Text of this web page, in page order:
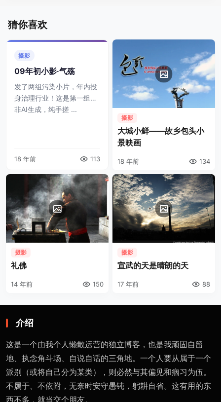
猜你喜欢
摄影
09年初小影·气殇
发了两组污染小片，年内投
身治理行业！这是第一组。
非AI生成，纯手搓 ...
18 年前 113
摄影
大城小鲜——故乡包头小
景映画
18 年前 134
摄影
礼佛
14 年前 150
摄影
宣武的天是晴朗的天
17 年前 88
介绍
这是一个由我个人懒散运营的独立博客，也是我顽固自留
地、执念角斗场、自说自话的三角地。一个人要从属于一个
派别（或将自己分为某类），则必然与其偏见和痼习为伍。
不属于、不依附，无奈时安守愚钝，躬耕自省。这有用的东
西不多，就当交个朋友。